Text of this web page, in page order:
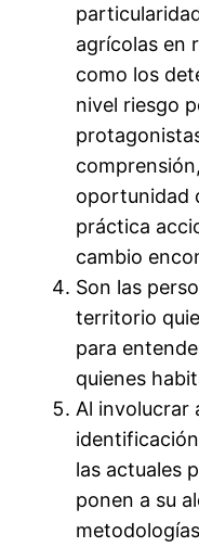
agrícolas en
como los
nivel riesgo
oportunidad
práctica
cambio
Son las
territorio
para
quienes
Al involucrar
las actuales
ponen a su